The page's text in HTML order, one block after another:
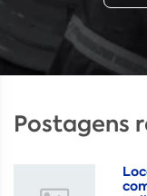
Postagens